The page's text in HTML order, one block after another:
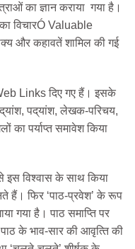
का ज्ञान कराया गया है।
विचारÓ ‌Valuable
और कहावतें शामिल की गई
Links दिए गए हैं। इसके
पद्‌यांश, लेखक-परिचय,
का पर्याप्‍त समावेश किया
इस विश्‍वास के साथ किया
हैं। फिर ‘पाठ-प्रवेश’ के रूप
गया है। पाठ समा‌प्‍ति पर
के भाव-सार की आवृत्‍ति की